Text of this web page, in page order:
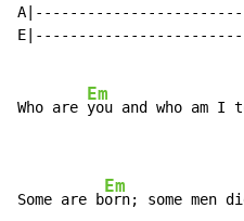
Who are
Em
you and who am I
Some are b
Em
orn; some men